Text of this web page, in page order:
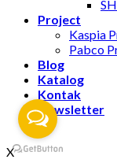
Project
Kaspia
Pabco
Blog
Katalog
Kontak
Newsletter
X